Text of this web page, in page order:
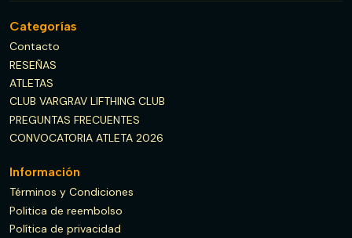
Categorías
Contacto
RESEÑAS
ATLETAS
CLUB VARGRAV LIFTHING CLUB
PREGUNTAS FRECUENTES
CONVOCATORIA ATLETA 2026
Información
Términos y Condiciones
Politica de reembolso
Política de privacidad